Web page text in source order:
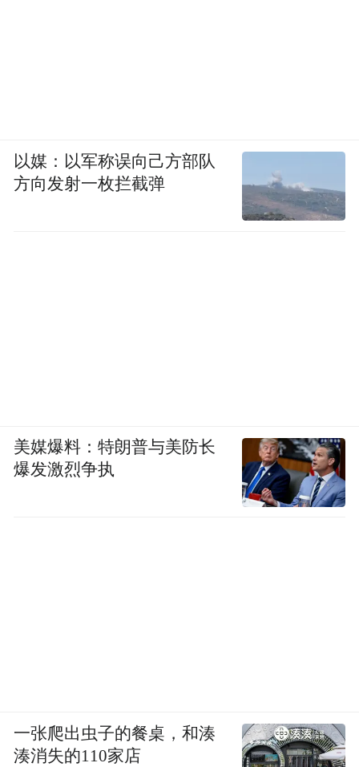
以媒：以军称误向己方部队
方向发射一枚拦截弹
美媒爆料：特朗普与美防长
爆发激烈争执
一张爬出虫子的餐桌，和湊
湊消失的110家店